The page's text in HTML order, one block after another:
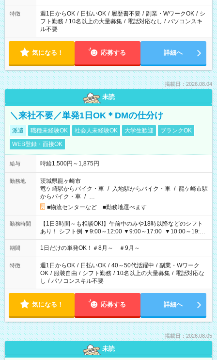
ください！
特徴 週1日からOK / 日払いOK / 履歴書不要 / 副業・WワークOK / シ
フト勤務 / 10名以上の大量募集 / 電話対応なし / パソコンスキ
ル不要
気になる！ 応募する 詳細へ
掲載日：2026.08.04
未読
＼来社不要／単発1日OK＊DMの仕分け
派遣 職種未経験OK 社会人未経験OK 大学生歓迎
ブランクOK
WEB登録・面接OK
給与 時給1,500円～1,875円
勤務地
茨城県龍ヶ崎市
竜ケ崎駅からバイク・車 / 入地駅からバイク・車 / 龍ケ崎市駅
からバイク・車 / …
■物流センターなど ■勤務地選べます
勤務時間
【1日3時間～も相談OK!】午前中のみや18時以降などのシフト
あり！ シフト例 ▼9:00～12:00 ▼9:00～17:00 ▼10:00～19:00
▼18:00～21:00
期間 1日だけの単発OK！＃8月～ ＃9月～
特徴 週1日からOK / 日払いOK / 40～50代活躍中 / 副業・Wワーク
OK / 服装自由 / シフト勤務 / 10名以上の大量募集 / 電話対応な
し / パソコンスキル不要
気になる！ 応募する 詳細へ
掲載日：2026.08.05
未読